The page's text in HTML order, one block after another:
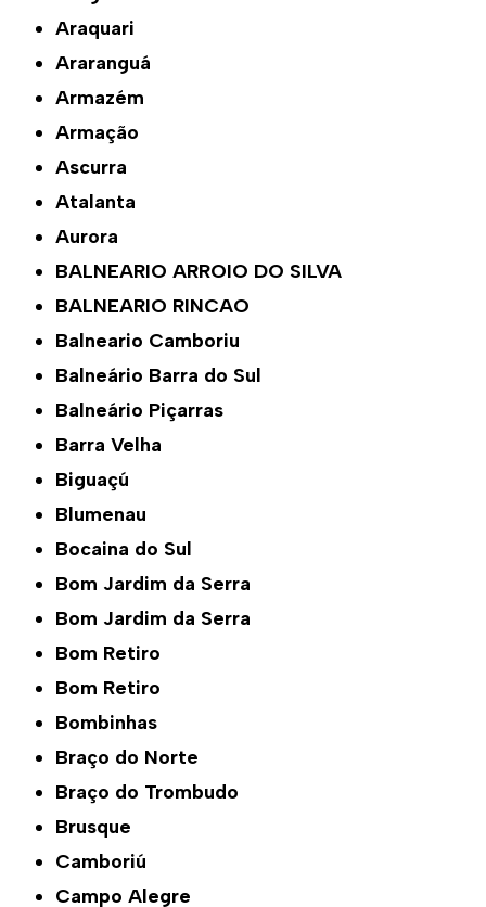
Araquari
Araranguá
Armazém
Armação
Ascurra
Atalanta
Aurora
BALNEARIO ARROIO DO SILVA
BALNEARIO RINCAO
Balneario Camboriu
Balneário Barra do Sul
Balneário Piçarras
Barra Velha
Biguaçú
Blumenau
Bocaina do Sul
Bom Jardim da Serra
Bom Jardim da Serra
Bom Retiro
Bom Retiro
Bombinhas
Braço do Norte
Braço do Trombudo
Brusque
Camboriú
Campo Alegre